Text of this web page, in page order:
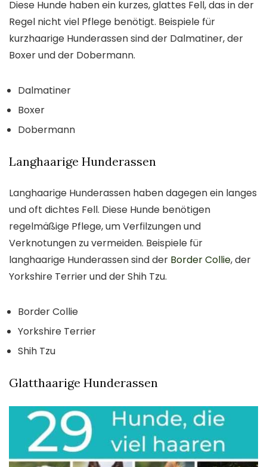
Diese Hunde haben ein kurzes, glattes Fell, das in der
Regel nicht viel Pflege benötigt. Beispiele für
kurzhaarige Hunderassen sind der Dalmatiner, der
Boxer und der Dobermann.
Dalmatiner
Boxer
Dobermann
Langhaarige Hunderassen
Langhaarige Hunderassen haben dagegen ein langes
und oft dichtes Fell. Diese Hunde benötigen
regelmäßige Pflege, um Verfilzungen und
Verknotungen zu vermeiden. Beispiele für
langhaarige Hunderassen sind der Border Collie, der
Yorkshire Terrier und der Shih Tzu.
Border Collie
Yorkshire Terrier
Shih Tzu
Glatthaarige Hunderassen